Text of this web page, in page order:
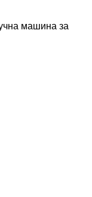
машина за